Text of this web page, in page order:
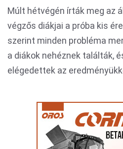
Múlt hétvégén írták meg az
végzős diákjai a próba kis
szerint minden probléma
a diákok nehéznek találták,
elégedettek az